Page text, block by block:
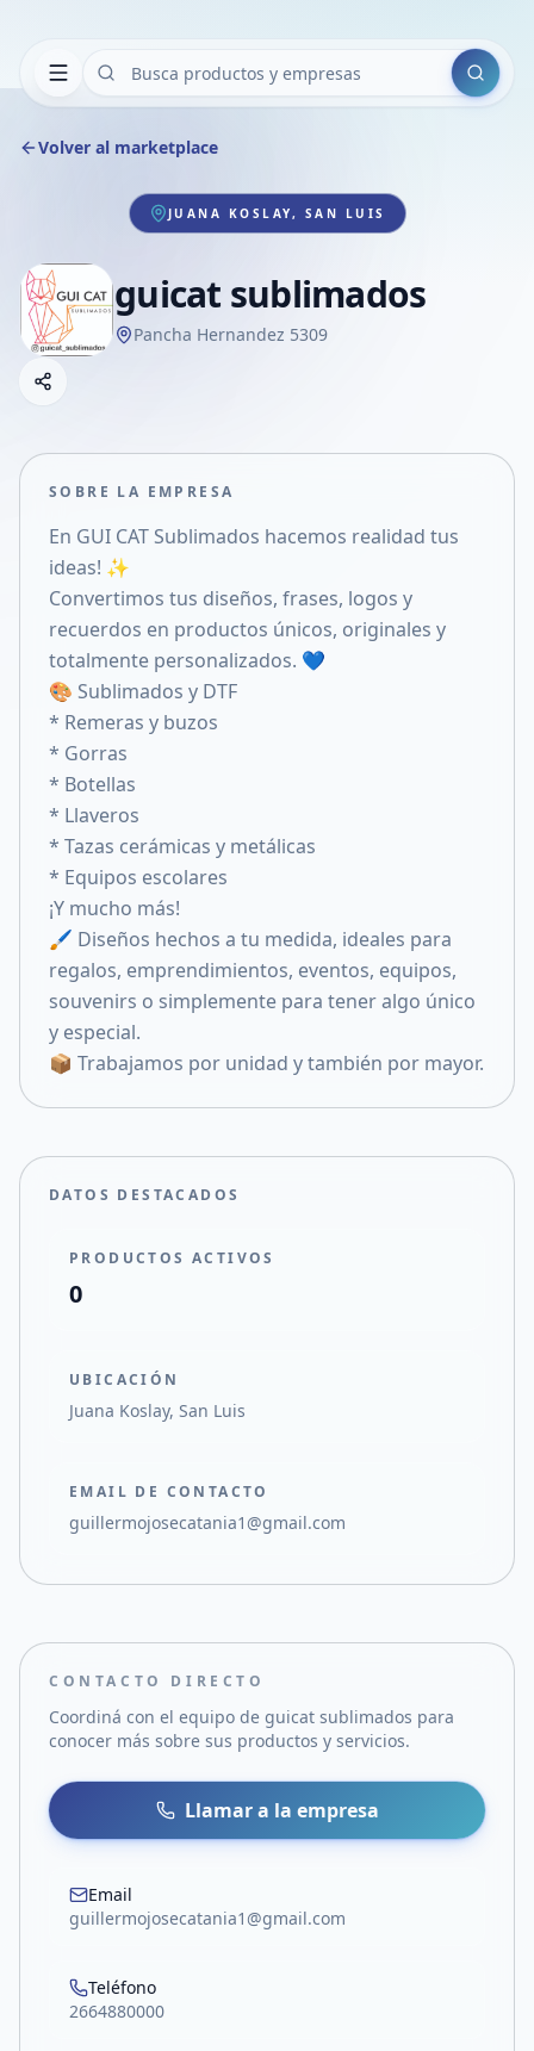
Buscar
Volver al marketplace
JUANA KOSLAY, SAN LUIS
guicat sublimados
Pancha Hernandez 5309
Compartir empresa
Compartir en X
SOBRE LA EMPRESA
En GUI CAT Sublimados hacemos realidad tus
ideas! ✨
Convertimos tus diseños, frases, logos y
recuerdos en productos únicos, originales y
totalmente personalizados. 💙
🎨 Sublimados y DTF
* Remeras y buzos
* Gorras
* Botellas
* Llaveros
* Tazas cerámicas y metálicas
* Equipos escolares
¡Y mucho más!
🖌️ Diseños hechos a tu medida, ideales para
regalos, emprendimientos, eventos, equipos,
souvenirs o simplemente para tener algo único
y especial.
📦 Trabajamos por unidad y también por mayor.
DATOS DESTACADOS
PRODUCTOS ACTIVOS
0
UBICACIÓN
Juana Koslay, San Luis
EMAIL DE CONTACTO
guillermojosecatania1@gmail.com
CONTACTO DIRECTO
Coordiná con el equipo de guicat sublimados para
conocer más sobre sus productos y servicios.
Llamar a la empresa
Email
guillermojosecatania1@gmail.com
Teléfono
2664880000